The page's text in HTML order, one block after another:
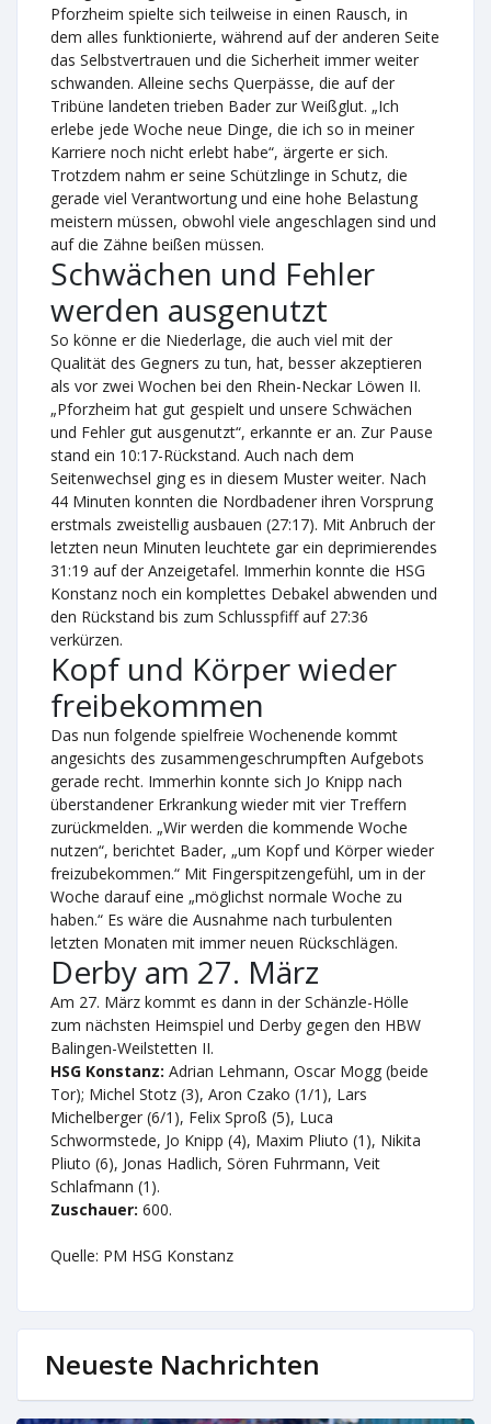
Pforzheim spielte sich teilweise in einen Rausch, in
dem alles funktionierte, während auf der anderen Seite
das Selbstvertrauen und die Sicherheit immer weiter
schwanden. Alleine sechs Querpässe, die auf der
Tribüne landeten trieben Bader zur Weißglut. „Ich
erlebe jede Woche neue Dinge, die ich so in meiner
Karriere noch nicht erlebt habe“, ärgerte er sich.
Trotzdem nahm er seine Schützlinge in Schutz, die
gerade viel Verantwortung und eine hohe Belastung
meistern müssen, obwohl viele angeschlagen sind und
auf die Zähne beißen müssen.
Schwächen und Fehler
werden ausgenutzt
So könne er die Niederlage, die auch viel mit der
Qualität des Gegners zu tun, hat, besser akzeptieren
als vor zwei Wochen bei den Rhein-Neckar Löwen II.
„Pforzheim hat gut gespielt und unsere Schwächen
und Fehler gut ausgenutzt“, erkannte er an. Zur Pause
stand ein 10:17-Rückstand. Auch nach dem
Seitenwechsel ging es in diesem Muster weiter. Nach
44 Minuten konnten die Nordbadener ihren Vorsprung
erstmals zweistellig ausbauen (27:17). Mit Anbruch der
letzten neun Minuten leuchtete gar ein deprimierendes
31:19 auf der Anzeigetafel. Immerhin konnte die HSG
Konstanz noch ein komplettes Debakel abwenden und
den Rückstand bis zum Schlusspfiff auf 27:36
verkürzen.
Kopf und Körper wieder
freibekommen
Das nun folgende spielfreie Wochenende kommt
angesichts des zusammengeschrumpften Aufgebots
gerade recht. Immerhin konnte sich Jo Knipp nach
überstandener Erkrankung wieder mit vier Treffern
zurückmelden. „Wir werden die kommende Woche
nutzen“, berichtet Bader, „um Kopf und Körper wieder
freizubekommen.“ Mit Fingerspitzengefühl, um in der
Woche darauf eine „möglichst normale Woche zu
haben.“ Es wäre die Ausnahme nach turbulenten
letzten Monaten mit immer neuen Rückschlägen.
Derby am 27. März
Am 27. März kommt es dann in der Schänzle-Hölle
zum nächsten Heimspiel und Derby gegen den HBW
Balingen-Weilstetten II.
HSG Konstanz: Adrian Lehmann, Oscar Mogg (beide
Tor); Michel Stotz (3), Aron Czako (1/1), Lars
Michelberger (6/1), Felix Sproß (5), Luca
Schwormstede, Jo Knipp (4), Maxim Pliuto (1), Nikita
Pliuto (6), Jonas Hadlich, Sören Fuhrmann, Veit
Schlafmann (1).
Zuschauer: 600.
Quelle: PM HSG Konstanz
Neueste Nachrichten